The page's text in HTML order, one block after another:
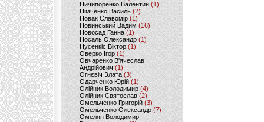
Ничипоренко Валентин (1)
Німченко Василь (2)
Новак Славомір (1)
Новинський Вадим (16)
Новосад Ганна (1)
Носаль Олександр (1)
Нусенкіс Віктор (1)
Оверко Ігор (1)
Овчаренко В'ячеслав
Андрійович(1)
Огнєвіч Злата (3)
Одарченко Юрій(1)
Олійник Володимир (4)
Олійник Святослав (2)
Омельченко Григорій (3)
Омельченко Олександр(7)
Омелян Володимир